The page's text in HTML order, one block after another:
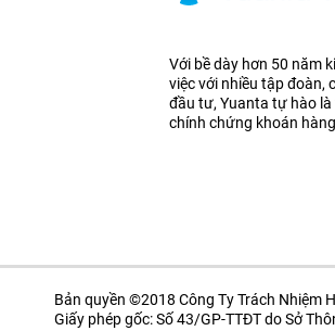
Với bề dày hơn 50 năm
việc với nhiều tập đoàn,
đầu tư, Yuanta tự hào
chính chứng khoán
Bản quyền ©2018 Công Ty Trách Nhiệm
Giấy phép gốc: Số 43/GP-TTĐT do Sở